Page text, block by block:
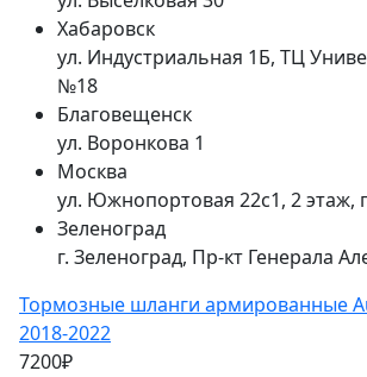
Хабаровск
ул. Индустриальная 1Б, ТЦ
№18
Благовещенск
ул. Воронкова 1
Москва
ул. Южнопортовая 22с1, 2 этаж,
Зеленоград
г. Зеленоград, Пр-кт Генерала
Тормозные шланги армированные
2018-2022
7200₽